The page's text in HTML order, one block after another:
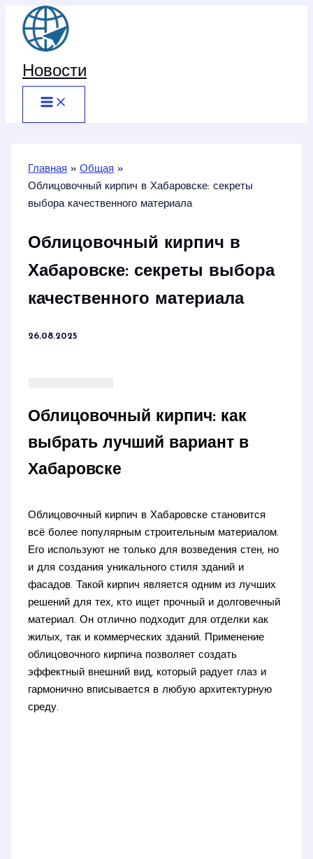
Перейти
содержимому
Новости
Главная
Общая
Облицовочный кирпич в Хабаровске: секреты
выбора качественного материала
Облицовочный кирпич в
Хабаровске: секреты выбора
качественного материала
26.08.2025
Облицовочный кирпич: как
выбрать лучший вариант в
Хабаровске
Облицовочный кирпич в Хабаровске становится
всё более популярным строительным материалом.
Его используют не только для возведения стен, но
и для создания уникального стиля зданий и
фасадов. Такой кирпич является одним из лучших
решений для тех, кто ищет прочный и долговечный
материал. Он отлично подходит для отделки как
жилых, так и коммерческих зданий. Применение
облицовочного кирпича позволяет создать
эффектный внешний вид, который радует глаз и
гармонично вписывается в любую архитектурную
среду.